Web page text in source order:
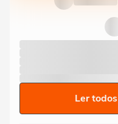
Ler